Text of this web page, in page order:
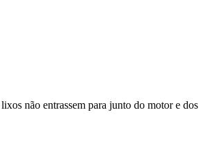
não entrassem para junto do motor e dos